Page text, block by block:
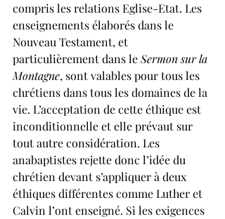
compris les relations Eglise-Etat. Les
enseignements élaborés dans le
Nouveau Testament, et
particulièrement dans le Sermon sur la
Montagne, sont valables pour tous les
chrétiens dans tous les domaines de la
vie. L’acceptation de cette éthique est
inconditionnelle et elle prévaut sur
tout autre considération. Les
anabaptistes rejette donc l’idée du
chrétien devant s’appliquer à deux
éthiques différentes comme Luther et
Calvin l’ont enseigné. Si les exigences